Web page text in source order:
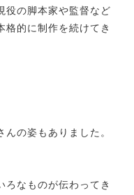
役の脚本家や監督など
格的に制作を続けてき
の姿もありました。
ろなものが伝わってき